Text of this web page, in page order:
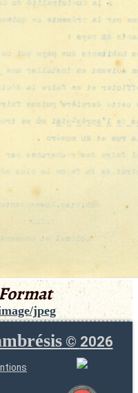
jpeg
© 2026